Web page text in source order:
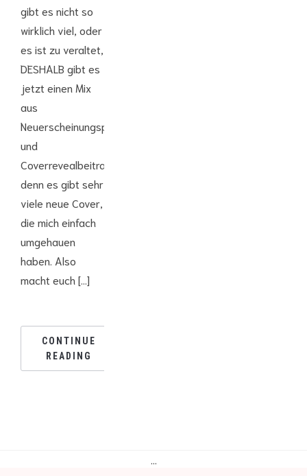
gibt es nicht so
wirklich viel, oder
es ist zu veraltet,
DESHALB gibt es
jetzt einen Mix
aus
Neuerscheinungspost
und
Coverrevealbeitrag,
denn es gibt sehr
viele neue Cover,
die mich einfach
umgehauen
haben. Also
macht euch […]
CONTINUE
READING
…